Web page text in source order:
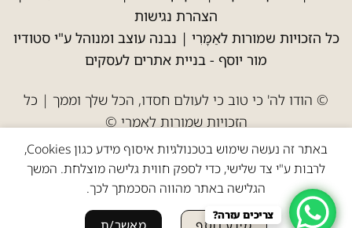
הצהרת נגישות
כל הזכויות שמורות לאַמָּרִי | נבנה עוצב ומנוהל ע"י סטודיו
מור יוסף - בניית אתרים לעסקים
© הודו לה' כי טוב כי לעולם חסדו, הכל שלך וממך | כל
הזכויות שמורות לאמרי ©
צריכים עזרה?
באתר זה נעשה שימוש בטכנולגיות איסוף מידע כגון Cookies,
לרבות ע"י צד שלישי, כדי לספק חווית גלישה מוצלחת. המשך
הגלישה באתר מהווה הסכמתך לכך.
מידע נוסף מאשר/ת